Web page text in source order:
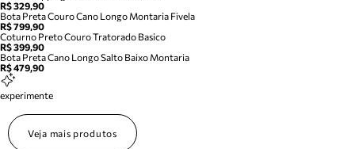
R$ 329,90
Bota Preta Couro Cano Longo Montaria Fivela
R$ 799,90
Coturno Preto Couro Tratorado Basico
R$ 399,90
Bota Preta Cano Longo Salto Baixo Montaria
R$ 479,90
experimente
Veja mais produtos